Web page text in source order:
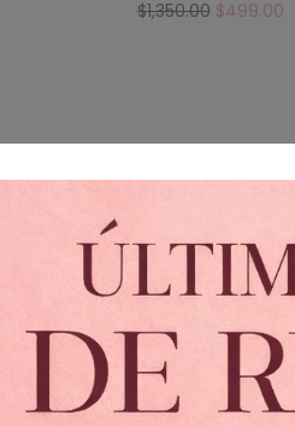
$1,350.00 $499.00
gustar